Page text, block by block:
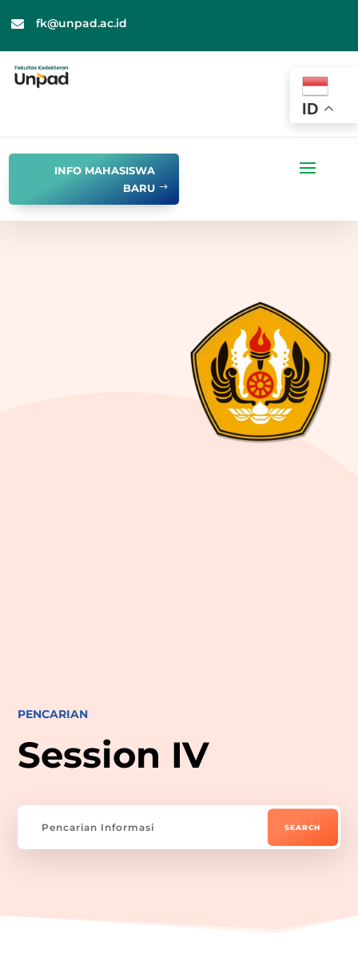
 fk@unpad.ac.id
ID
INFO MAHASISWA
BARU
PENCARIAN
Session IV